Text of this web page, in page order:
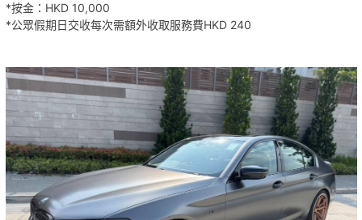
*按金：HKD 10,000
*公眾假期日交收每次需額外收取服務費HKD 240